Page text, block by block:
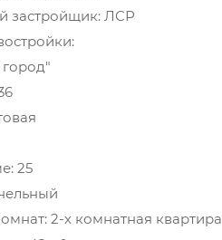
застройщик: ЛСР
25
2-х комнатная квартира